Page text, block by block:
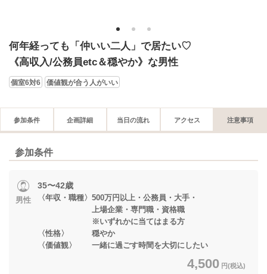
1 2 3
何年経っても「仲いい二人」で居たい♡
《高収入/公務員etc＆穏やか》な男性
個室6対6 価値観が合う人がいい
参加条件 企画詳細 当日の流れ アクセス 注意事項
参加条件
男性
35〜42歳
〈年収・職種〉500万円以上・公務員・大手・
上場企業・専門職・資格職
※いずれかに当てはまる方
〈性格〉 穏やか
〈価値観〉 一緒に過ごす時間を大切にしたい
4,500 円(税込)